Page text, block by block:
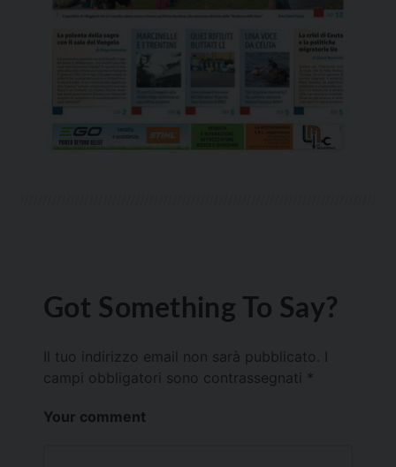
Got Something To Say?
Il tuo indirizzo email non sarà pubblicato.
campi obbligatori sono contrassegnati *
Your comment